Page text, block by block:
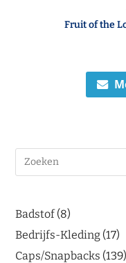
Fruit of the
Badstof 8
Bedrijfs-Kleding 17
Caps/Snapbacks 139